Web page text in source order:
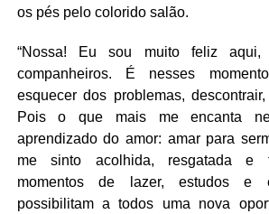
os pés pelo colorido salão.
“Nossa! Eu sou muito feliz
companheiros. É nesses
esquecer dos problemas,
Pois o que mais me encanta
aprendizado do amor: amar para
me sinto acolhida, resgatada e
momentos de lazer, estudos e
possibilitam a todos uma nova